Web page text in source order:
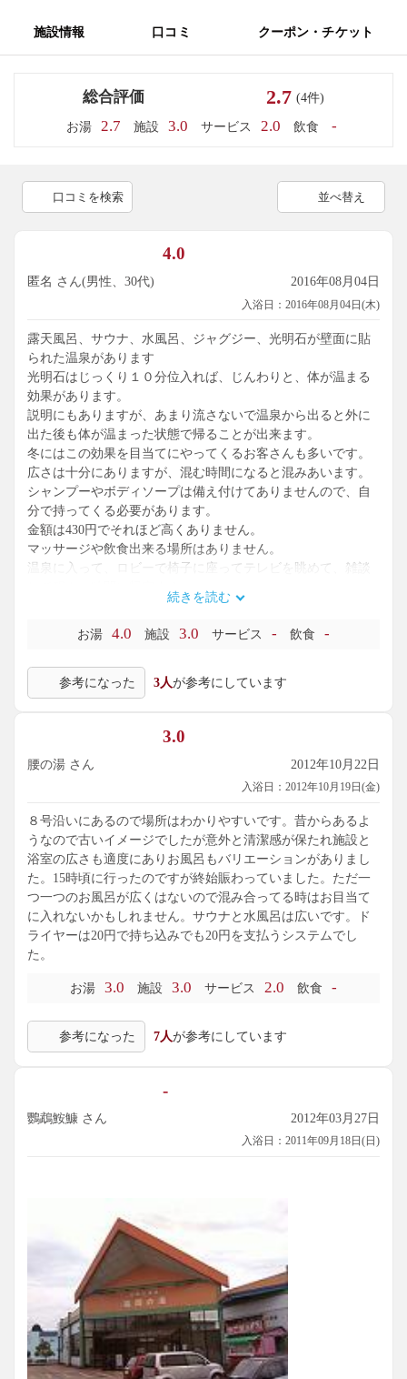
施設情報 口コミ クーポン・チケット
総合評価 2.7 (4件)
お湯 2.7 施設 3.0 サービス 2.0 飲食 -
口コミを検索 並べ替え
4.0
匿名 さん(男性、30代) 2016年08月04日
入浴日：2016年08月04日(木)
露天風呂、サウナ、水風呂、ジャグジー、光明石が壁面に貼
られた温泉があります
光明石はじっくり１０分位入れば、じんわりと、体が温まる
効果があります。
説明にもありますが、あまり流さないで温泉から出ると外に
出た後も体が温まった状態で帰ることが出来ます。
冬にはこの効果を目当てにやってくるお客さんも多いです。
広さは十分にありますが、混む時間になると混みあいます。
シャンプーやボディソープは備え付けてありませんので、自
分で持ってくる必要があります。
金額は430円でそれほど高くありません。
マッサージや飲食出来る場所はありません。
温泉に入って、ロビーで椅子に座ってテレビを眺めて、雑談
そういった利用目的であるならここがお勧めです。
続きを読む
お湯 4.0 施設 3.0 サービス - 飲食 -
参考になった 3人が参考にしています
3.0
腰の湯 さん 2012年10月22日
入浴日：2012年10月19日(金)
８号沿いにあるので場所はわかりやすいです。昔からあるよ
うなので古いイメージでしたが意外と清潔感が保たれ施設と
浴室の広さも適度にありお風呂もバリエーションがありまし
た。15時頃に行ったのですが終始賑わっていました。ただ一
つ一つのお風呂が広くはないので混み合ってる時はお目当て
に入れないかもしれません。サウナと水風呂は広いです。ド
ライヤーは20円で持ち込みでも20円を支払うシステムでし
た。
お湯 3.0 施設 3.0 サービス 2.0 飲食 -
参考になった 7人が参考にしています
-
鸚鵡鮟鱇 さん 2012年03月27日
入浴日：2011年09月18日(日)